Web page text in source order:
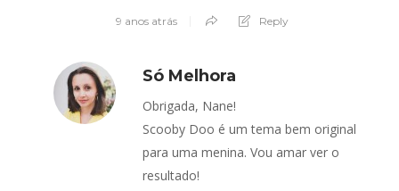
9 anos atrás Reply
Só Melhora
Obrigada, Nane!
Scooby Doo é um tema bem original
para uma menina. Vou amar ver o
resultado!